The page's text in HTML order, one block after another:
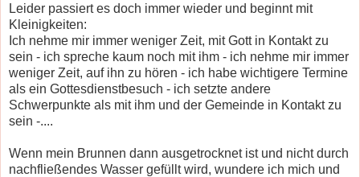
Leider passiert es doch immer wieder und beginnt mit
Kleinigkeiten:
Ich nehme mir immer weniger Zeit, mit Gott in Kontakt zu
sein - ich spreche kaum noch mit ihm - ich nehme mir immer
weniger Zeit, auf ihn zu hören - ich habe wichtigere Termine
als ein Gottesdienstbesuch - ich setzte andere
Schwerpunkte als mit ihm und der Gemeinde in Kontakt zu
sein -....
Wenn mein Brunnen dann ausgetrocknet ist und nicht durch
nachfließendes Wasser gefüllt wird, wundere ich mich und